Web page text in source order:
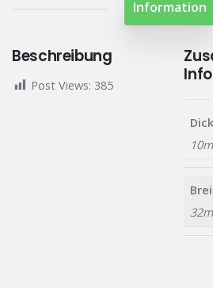
Information
Beschreibung
Post Views: 385